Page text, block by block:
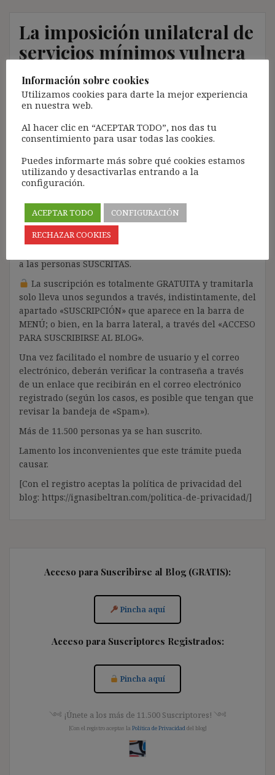
La imposición unilateral de
servicios mínimos vulnera
el derecho de huelga (STS
9/2/21)
Nota:
El propósito de este blog es compartir contenido de
forma totalmente GRATUITA.
Inteligencia Artificial Generativa (IAG) con ánimo de
lucro y que se apropian del contenido de terceros sin
ningún respeto por los derechos de autor, me ha
a las personas SUSCRITAS.
La suscripción es totalmente GRATUITA y tramitarla
solo lleva unos segundos a través, indistintamente, del
apartado «SUSCRIPCIÓN» que aparece en la barra de
MENÚ; o bien, en la barra lateral, a través del «ACCESO
PARA SUSCRIBIRSE AL BLOG».
Una vez facilitado el nombre de usuario y el correo
electrónico, deberán verificar la contraseña a través
de un enlace que recibirán en el correo electrónico
registrado (según los casos, es posible que tengan que
revisar la bandeja de «Spam»).
Más de 11.500 personas ya se han suscrito.
Lamento los inconvenientes que este trámite pueda
causar.
[Con el registro aceptas la política de privacidad del
blog: https://ignasibeltran.com/politica-de-privacidad/]
Acceso para Suscribirse al Blog (GRATIS):
Pincha aquí
Acceso para Suscriptores Registrados:
Pincha aquí
༺ ¡Únete a los más de 11.500 Suscriptores! ༺
[Con el registro aceptas la Política de Privacidad del blog]
Información sobre cookies
Utilizamos cookies para darte la mejor experiencia
en nuestra web.
Al hacer clic en “ACEPTAR TODO”, nos das tu
consentimiento para usar todas las cookies.
Puedes informarte más sobre qué cookies estamos
utilizando y desactivarlas entrando a la
configuración.
ACEPTAR TODO
CONFIGURACIÓN
RECHAZAR COOKIES